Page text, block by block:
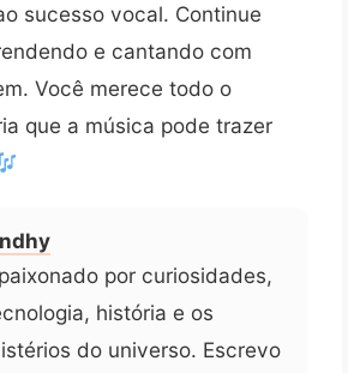
sucesso vocal. Continue
e cantando com
Você merece todo o
que a música pode trazer
por curiosidades,
história e os
do universo. Escrevo